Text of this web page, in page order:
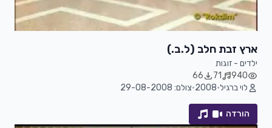
ארץ זבת חלב (ל.ב.)
ילדים - זוגות
940
71
66
לוי ברגיל•
2008
•צולם: 29-08-2008
הורדה